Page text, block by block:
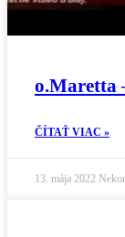
o.Maretta
ČÍTAŤ VIAC »
13. mája 2022